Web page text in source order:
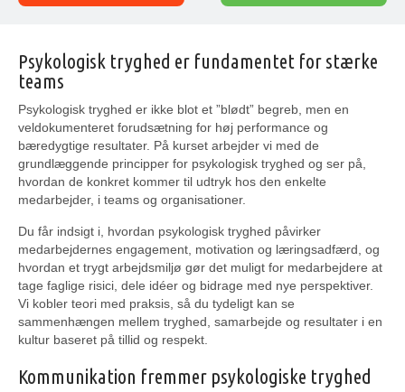
Psykologisk tryghed er fundamentet for stærke
teams
Psykologisk tryghed er ikke blot et ”blødt” begreb, men en
veldokumenteret forudsætning for høj performance og
bæredygtige resultater. På kurset arbejder vi med de
grundlæggende principper for psykologisk tryghed og ser på,
hvordan de konkret kommer til udtryk hos den enkelte
medarbejder, i teams og organisationer.
Du får indsigt i, hvordan psykologisk tryghed påvirker
medarbejdernes engagement, motivation og læringsadfærd, og
hvordan et trygt arbejdsmiljø gør det muligt for medarbejdere at
tage faglige risici, dele idéer og bidrage med nye perspektiver.
Vi kobler teori med praksis, så du tydeligt kan se
sammenhængen mellem tryghed, samarbejde og resultater i en
kultur baseret på tillid og respekt.
Kommunikation fremmer psykologiske tryghed